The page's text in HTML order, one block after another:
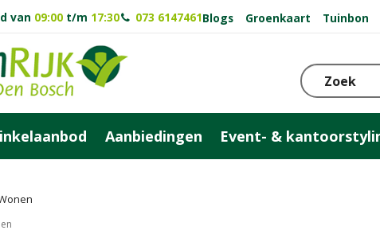
van 09:00 t/m 17:30 073 6147461Blogs Groenkaart Tuinbon
Aanbiedingen Event- &